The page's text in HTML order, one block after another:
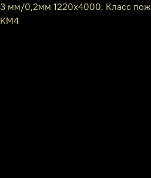
3 мм/0,2мм 1220х4000, Класс
KM4